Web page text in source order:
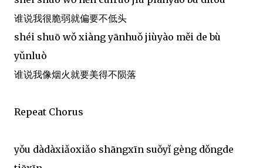
谁说我很脆弱就偏要不低头
shéi shuō wǒ xiàng yānhuǒ jiùyào měi de bù
yǔnluò
谁说我像烟火就要美得不陨落
Repeat Chorus
yǒu dàdàxiǎoxiǎo shāngxīn suǒyǐ gèng dǒngde